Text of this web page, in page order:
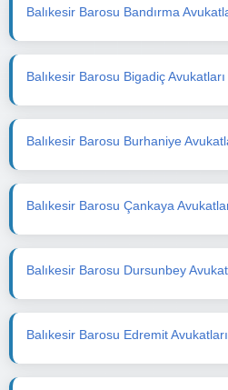
Balıkesir Barosu Bandırma
Balıkesir Barosu Bigadiç Avukatları
Balıkesir Barosu Burhaniye
Balıkesir Barosu Çankaya
Balıkesir Barosu Dursunbey
Balıkesir Barosu Edremit Avukatları